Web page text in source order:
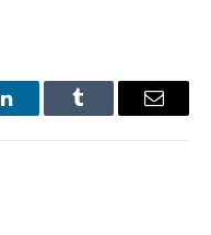
LinkedInTumblr Email